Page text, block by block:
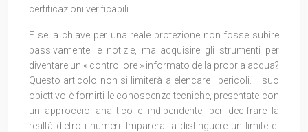
certificazioni verificabili.
E se la chiave per una reale protezione non fosse subire
passivamente le notizie, ma acquisire gli strumenti per
diventare un « controllore » informato della propria acqua?
Questo articolo non si limiterà a elencare i pericoli. Il suo
obiettivo è fornirti le conoscenze tecniche, presentate con
un approccio analitico e indipendente, per decifrare la
realtà dietro i numeri. Imparerai a distinguere un limite di